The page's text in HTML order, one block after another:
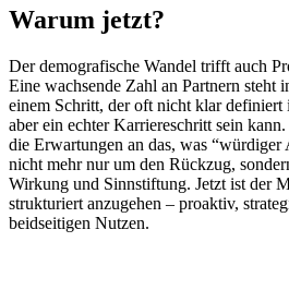
Warum jetzt?
Der demografische Wandel trifft auch
Eine wachsende Zahl an Partnern steht
einem Schritt, der oft nicht klar definiert
aber ein echter Karriereschritt sein
die Erwartungen an das, was “würdiger
nicht mehr nur um den Rückzug,
Wirkung und Sinnstiftung. Jetzt ist der
strukturiert anzugehen – proaktiv,
beidseitigen Nutzen.